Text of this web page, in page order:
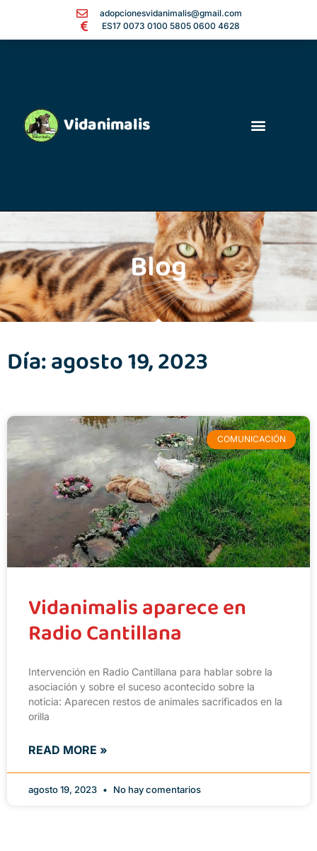
adopcionesvidanimalis@gmail.com
ES17 0073 0100 5805 0600 4628
Vidanimalis
Blog
Día: agosto 19, 2023
COMUNICACIÓN
Vidanimalis aparece en
Radio Cantillana
Intervención en Radio Cantillana para hablar sobre la
asociación y sobre el suceso acontecido sobre la
noticia: Aparecen restos de animales sacrificados en la
orilla
READ MORE »
agosto 19, 2023 No hay comentarios